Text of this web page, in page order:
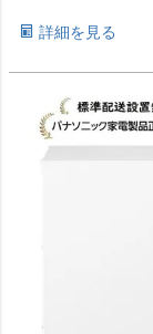
詳細を見る